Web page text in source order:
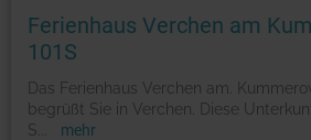
Ferienhaus Verchen am
101S
Das Ferienhaus Verchen am.
begrüßt Sie in Verchen. Diese
S
mehr